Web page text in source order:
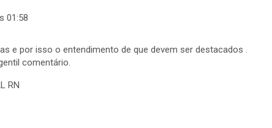
01:58
e por isso o entendimento de que devem ser destacados .
comentário.
RN